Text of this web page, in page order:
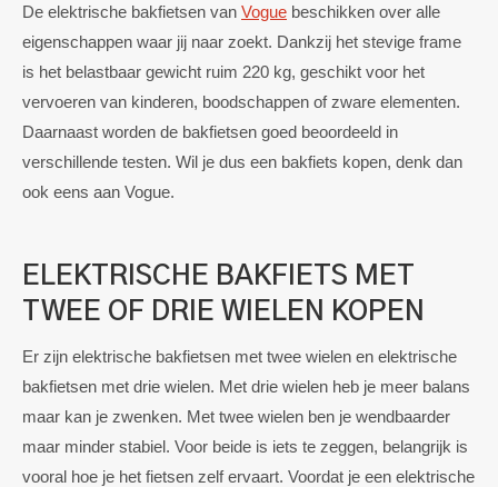
De elektrische bakfietsen van Vogue beschikken over alle
eigenschappen waar jij naar zoekt. Dankzij het stevige frame
is het belastbaar gewicht ruim 220 kg, geschikt voor het
vervoeren van kinderen, boodschappen of zware elementen.
Daarnaast worden de bakfietsen goed beoordeeld in
verschillende testen. Wil je dus een bakfiets kopen, denk dan
ook eens aan Vogue.
ELEKTRISCHE BAKFIETS MET
TWEE OF DRIE WIELEN KOPEN
Er zijn elektrische bakfietsen met twee wielen en elektrische
bakfietsen met drie wielen. Met drie wielen heb je meer balans
maar kan je zwenken. Met twee wielen ben je wendbaarder
maar minder stabiel. Voor beide is iets te zeggen, belangrijk is
vooral hoe je het fietsen zelf ervaart. Voordat je een elektrische